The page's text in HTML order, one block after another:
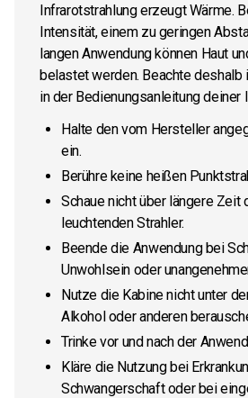
Infrarotstrahlung erzeugt Wärme.
Intensität, einem zu geringen
langen Anwendung können Haut
belastet werden. Beachte deshalb
in der Bedienungsanleitung deiner
Halte den vom Hersteller
ein.
Berühre keine heißen
Schaue nicht über längere Zeit
leuchtenden Strahler.
Beende die Anwendung bei
Unwohlsein oder
Nutze die Kabine nicht unter
Alkohol oder anderen
Trinke vor und nach der
Kläre die Nutzung bei
Schwangerschaft oder bei